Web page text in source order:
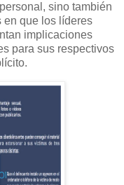
sino también
en que los líderes
implicaciones
para sus respectivos